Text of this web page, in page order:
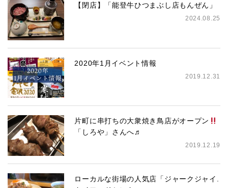
【閉店】「能登牛ひつまぶし店もんぜん」
2024.08.25
2020年1月イベント情報
2019.12.31
片町に串打ちの大衆焼き鳥店がオープン
「しろや」さんへ♬
2019.12.19
ローカルな街場の人気店「ジャークジャイ.